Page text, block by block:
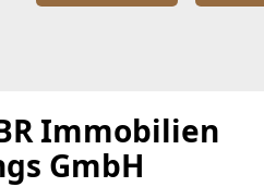
Immobilien
GmbH